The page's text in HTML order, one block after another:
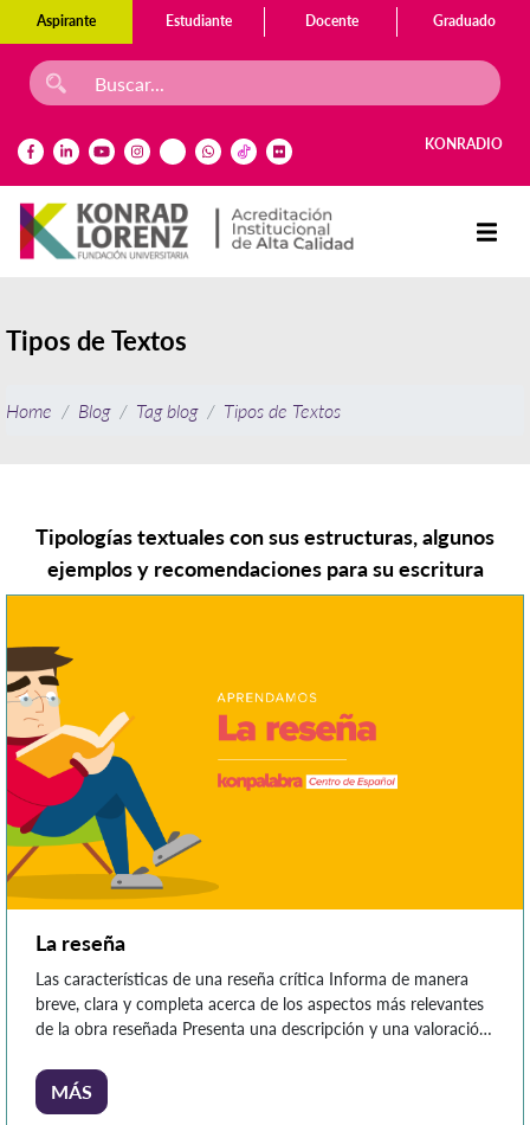
Aspirante Estudiante Docente Graduado
KONRADIO
Tipos de Textos
Home Blog Tag blog Tipos de Textos
Tipologías textuales con sus estructuras, algunos
ejemplos y recomendaciones para su escritura
La reseña
Las características de una reseña crítica Informa de manera
breve, clara y completa acerca de los aspectos más relevantes
de la obra reseñada Presenta una descripción y una valoración
lector y pertenece al género argumentativo Contiene un
análisis objetivo y serio de la información del producto
MÁS